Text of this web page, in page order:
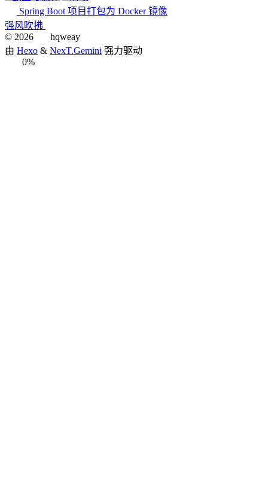
Spring Boot 项目打包为 Docker 镜像
强风吹拂
© 2026
hqweay
由 Hexo & NexT.Gemini 强力驱动
0%